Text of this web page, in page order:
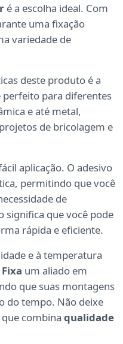
é a escolha ideal. Com
uma fixação
variedade de
deste produto é a
perfeito para diferentes
e até metal,
de bricolagem e
aplicação. O adesivo
permitindo que você
de
significa que você pode
rápida e eficiente.
e à temperatura
um aliado em
que suas montagens
do tempo. Não deixe
combina qualidade